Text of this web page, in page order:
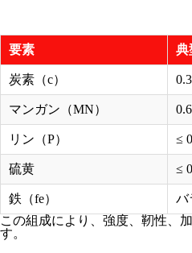
要素 典
炭素（c）
マンガン（MN）
リン（P） ≤
硫黄 ≤
鉄（fe）
バ
この組成により、強度、靭性、
す。